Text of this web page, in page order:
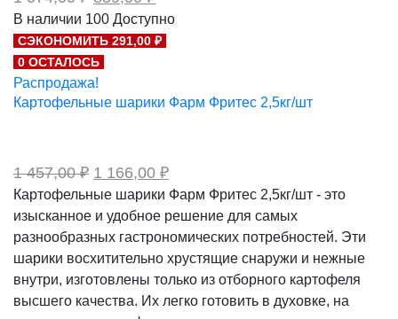
цена
составляла
1
074,00 ₽.
859,00 ₽.
В наличии 100 Доступно
СЭКОНОМИТЬ 291,00 ₽
0 ОСТАЛОСЬ
Распродажа!
Картофельные шарики Фарм Фритес 2,5кг/шт
1 457,00₽ Первоначальная
составляла
1
457,00 ₽.
1 166,00 ₽Текущая
цена:
1
166,00 ₽.
Картофельные шарики Фарм Фритес 2,5кг/шт - это
изысканное и удобное решение для самых
разнообразных гастрономических потребностей. Эти
шарики восхитительно хрустящие снаружи и нежные
внутри, изготовлены только из отборного картофеля
высшего качества. Их легко готовить в духовке, на